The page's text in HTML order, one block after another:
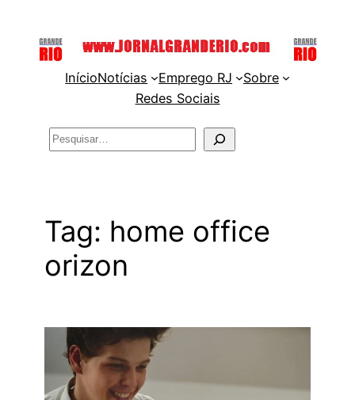
InícioNotícias Emprego RJ
Sobre
Redes Sociais
Pesquisar
Tag: home office
orizon